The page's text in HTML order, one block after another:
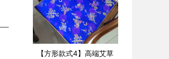
【方形款式4】高端艾草